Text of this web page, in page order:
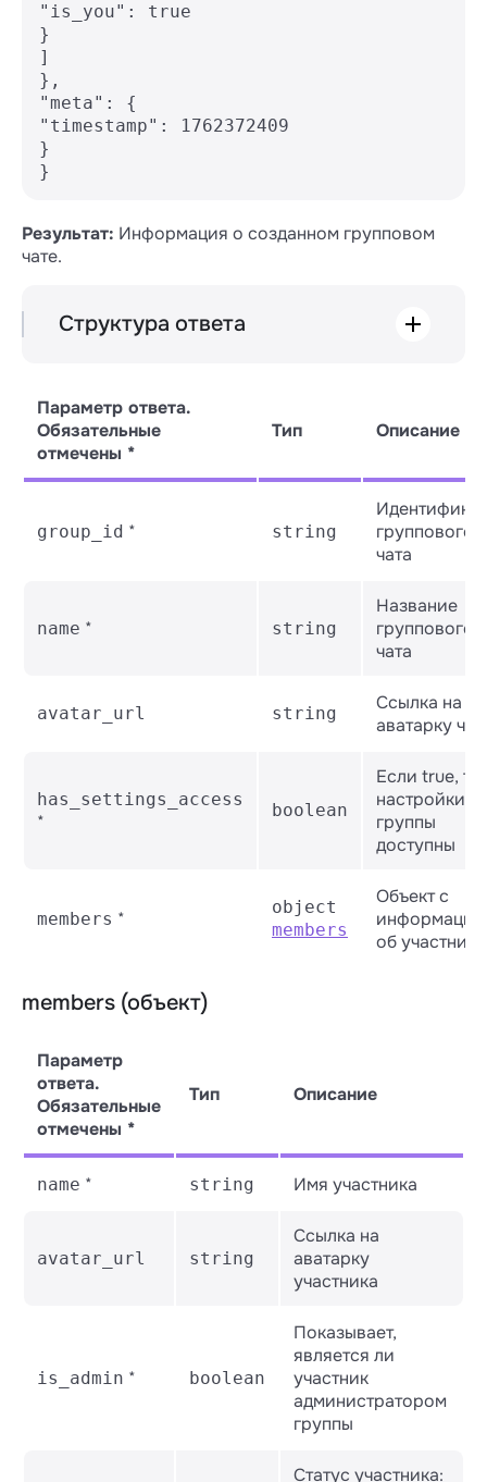
"is_you": true
}
]
},
"meta": {
"timestamp": 1762372409
}
Результат: Информация о созданном групповом
чате.
Структура ответа
├── group_id *
├── name *
├── avatar_url
├── has_settings_access *
    ├── name *
    ├── avatar_url
    └── is_you *
Параметр ответа.
Обязательные
отмечены *
Тип Описание
group_id * string
группового
чата
name * string
Название
группового
чата
avatar_url string
Ссылка на
аватарку
has_settings_access
*
boolean
Если true, то
настройки
группы
доступны
members *
object
members
Объект с
об
members (объект)
Параметр
ответа.
Обязательные
отмечены *
Тип Описание
name * string Имя участника
avatar_url string
Ссылка на
аватарку
участника
is_admin * boolean
Показывает,
является ли
участник
администратором
группы
Статус участника: